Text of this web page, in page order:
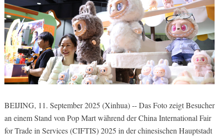
BEIJING, 11. September 2025 (Xinhua) -- Das Foto zeigt Besucher
an einem Stand von Pop Mart während der China International Fair
for Trade in Services (CIFTIS) 2025 in der chinesischen Hauptstadt